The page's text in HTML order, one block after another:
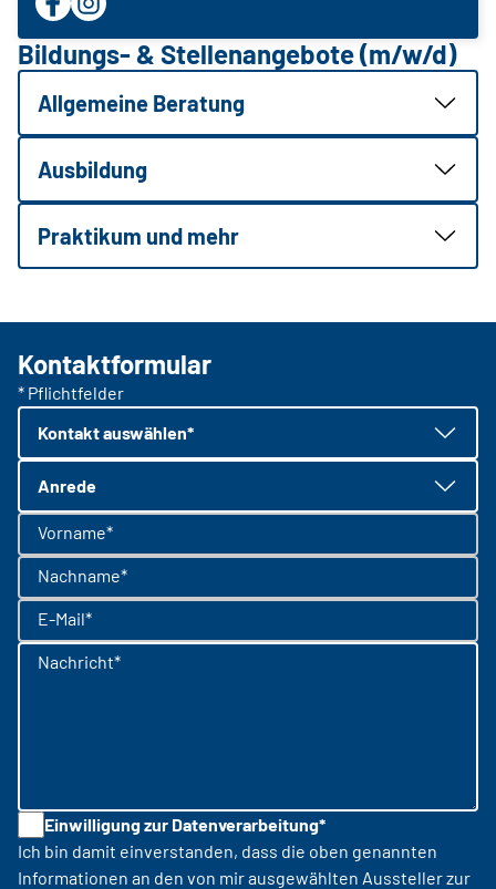
Bildungs- & Stellenangebote (m/w/d)
Allgemeine Beratung
Ausbildung
Praktikum und mehr
Kontaktformular
* Pflichtfelder
Kontakt auswählen*
Anrede
Vorname*
Nachname*
E-Mail*
Nachricht*
Einwilligung zur Datenverarbeitung*
Ich bin damit einverstanden, dass die oben genannten
Informationen an den von mir ausgewählten Aussteller zur